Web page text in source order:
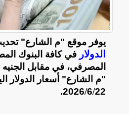
يوفر موقع "م الشارع"
الدولار في كافة البنوك
المصرفي، في مقابل
"م الشارع" أسعار الدولار
22
/
6
/
2026.